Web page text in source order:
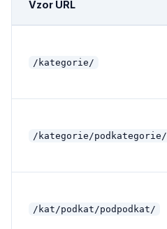
Vzor URL
/kategorie/
/kategorie/podkategorie/
/kat/podkat/podpodkat/